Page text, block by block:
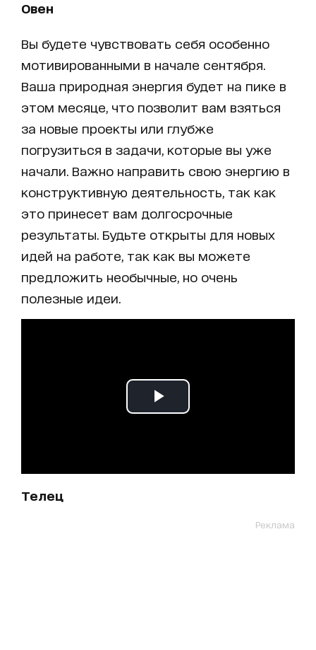
Овен
Вы будете чувствовать себя особенно
мотивированными в начале сентября.
Ваша природная энергия будет на пике в
этом месяце, что позволит вам взяться
за новые проекты или глубже
погрузиться в задачи, которые вы уже
начали. Важно направить свою энергию в
конструктивную деятельность, так как
это принесет вам долгосрочные
результаты. Будьте открыты для новых
идей на работе, так как вы можете
предложить необычные, но очень
полезные идеи.
Телец
Реклама